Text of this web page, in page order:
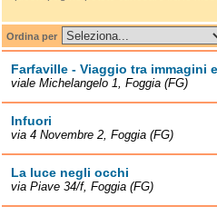
Ordina per
Farfaville - Viaggio tra immagini
viale Michelangelo 1, Foggia (FG)
Infuori
via 4 Novembre 2, Foggia (FG)
La luce negli occhi
via Piave 34/f, Foggia (FG)